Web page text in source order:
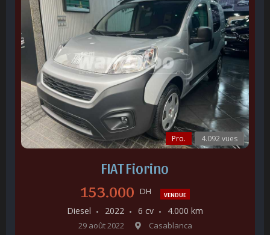
Pro. 4.092 vues
FIAT Fiorino
153.000 DH VENDUE
Diesel 2022 6 cv 4.000 km
29 août 2022 Casablanca